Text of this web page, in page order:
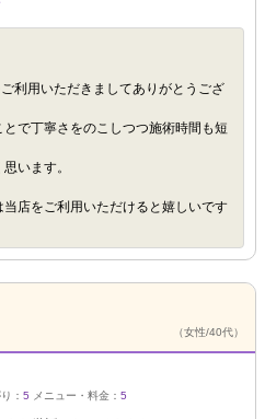
利用いただきましてありがとうござ
で丁寧さをのこしつつ施術時間も短
います。
店をご利用いただけると嬉しいです
（女性/40代）
： 5 メニュー・料金： 5